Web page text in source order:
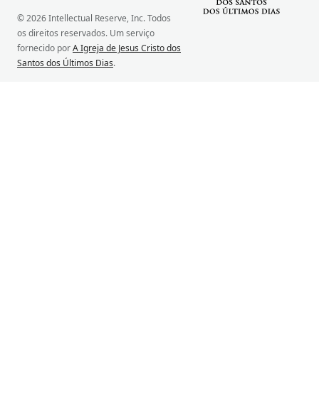
© 2026 Intellectual Reserve, Inc. Todos
os direitos reservados. Um serviço
fornecido porA Igreja de Jesus Cristo dos
Santos dos Últimos Dias.